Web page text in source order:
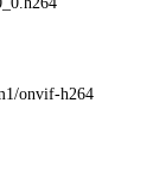
onvif-h264